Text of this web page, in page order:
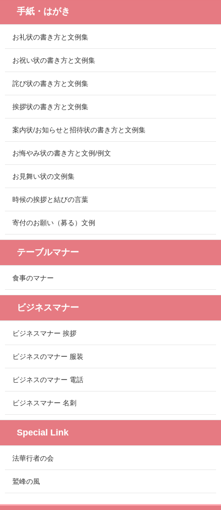
手紙・はがき
お礼状の書き方と文例集
お祝い状の書き方と文例集
詫び状の書き方と文例集
挨拶状の書き方と文例集
案内状/お知らせと招待状の書き方と文例集
お悔やみ状の書き方と文例/例文
お見舞い状の文例集
時候の挨拶と結びの言葉
寄付のお願い（募る）文例
テーブルマナー
食事のマナー
ビジネスマナー
ビジネスマナー 挨拶
ビジネスのマナー 服装
ビジネスのマナー 電話
ビジネスマナー 名刺
Special Link
法華行者の会
鷲峰の風